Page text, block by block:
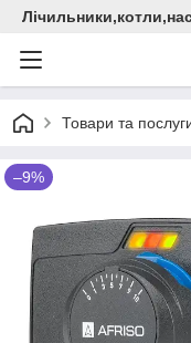
Товари та
–9%